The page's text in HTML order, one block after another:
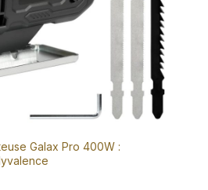
Galax Pro 400W :